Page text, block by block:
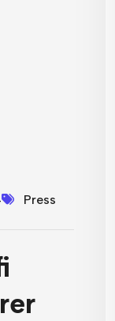
Press